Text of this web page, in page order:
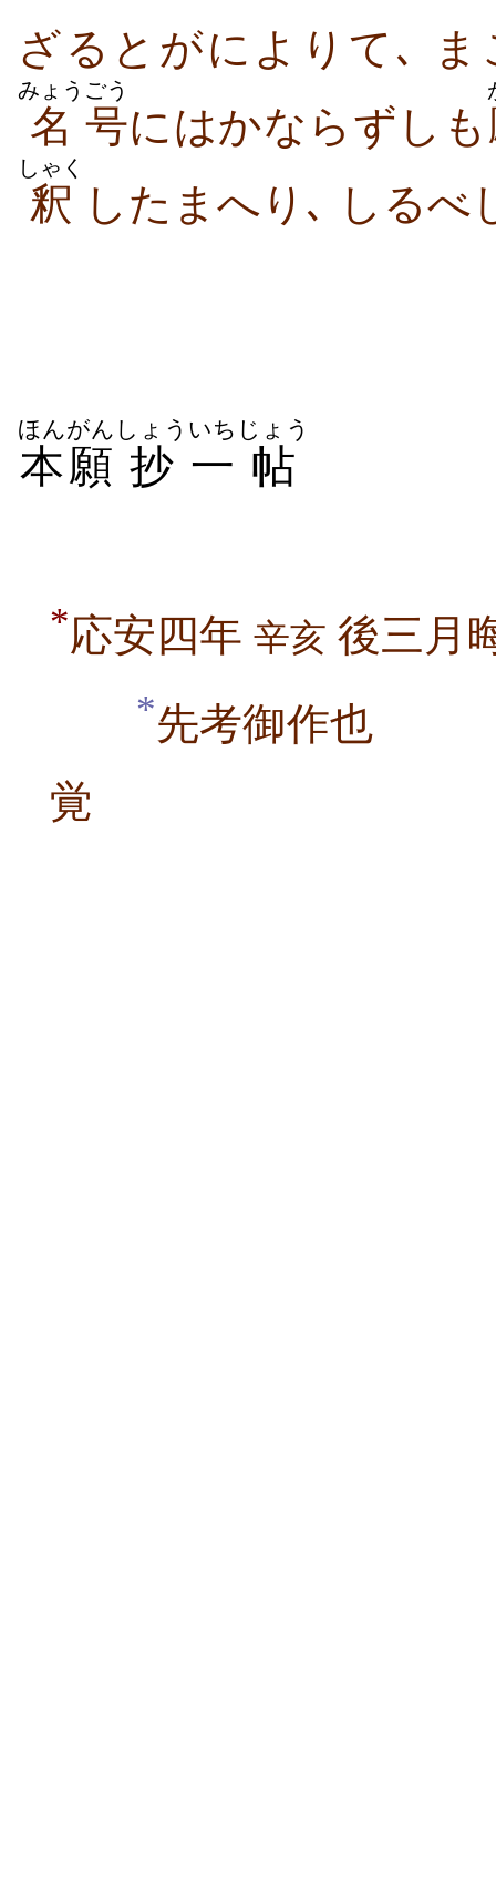
ざるとがによりて､ ま
名
みょう
号
ごう
にはかならずしも
釈
しゃく
したまへり､ しるべ
本願
ほんがん
抄
しょう
一
いち
帖
じょう
*応安四年 辛亥 後三月
*先考
覚